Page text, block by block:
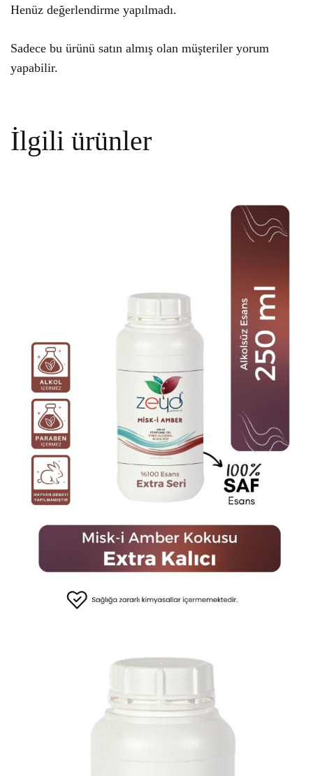
Henüz değerlendirme yapılmadı.
Sadece bu ürünü satın almış olan müşteriler yorum
yapabilir.
İlgili ürünler